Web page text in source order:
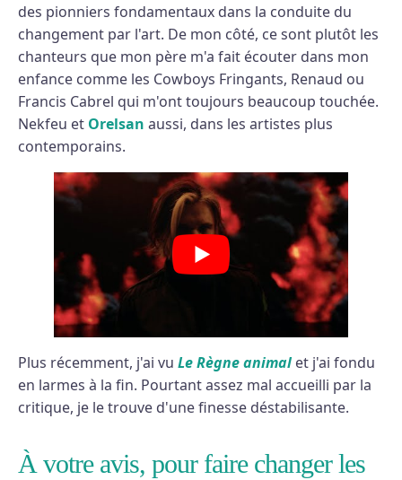
des pionniers fondamentaux dans la conduite du
changement par l'art. De mon côté, ce sont plutôt les
chanteurs que mon père m'a fait écouter dans mon
enfance comme les Cowboys Fringants, Renaud ou
Francis Cabrel qui m'ont toujours beaucoup touchée.
Nekfeu et Orelsan aussi, dans les artistes plus
contemporains.
Plus récemment, j'ai vu Le Règne animalet j'ai fondu
en larmes à la fin. Pourtant assez mal accueilli par la
critique, je le trouve d'une finesse déstabilisante.
À votre avis, pour faire changer les